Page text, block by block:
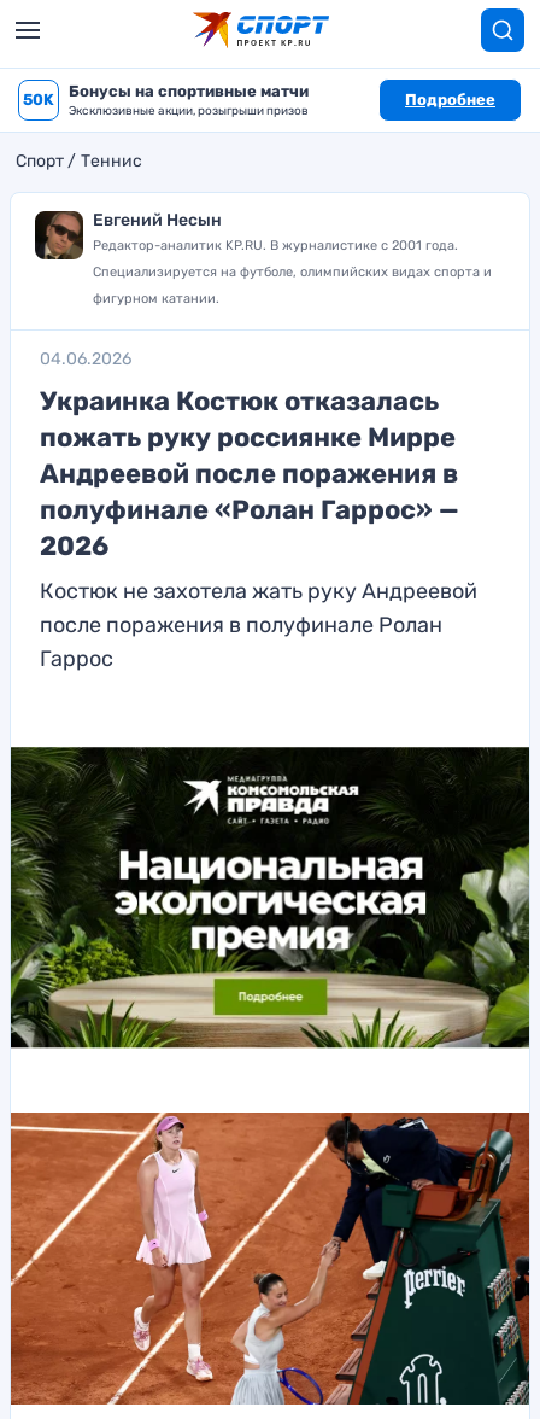
50K Бонусы на спортивные матчи
Эксклюзивные акции, розыгрыши призов
Подробнее
Спорт Теннис
Евгений Несын
Редактор-аналитик KP.RU. В журналистике с 2001 года.
Специализируется на футболе, олимпийских видах спорта и
фигурном катании.
04.06.2026
Украинка Костюк отказалась
пожать руку россиянке Мирре
Андреевой после поражения в
полуфинале «Ролан Гаррос» —
2026
Костюк не захотела жать руку Андреевой
после поражения в полуфинале Ролан
Гаррос